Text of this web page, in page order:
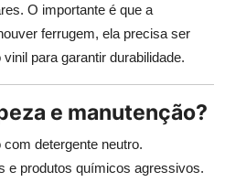
O importante é que a
ferrugem, ela precisa ser
para garantir durabilidade.
e manutenção?
detergente neutro.
e produtos químicos agressivos.